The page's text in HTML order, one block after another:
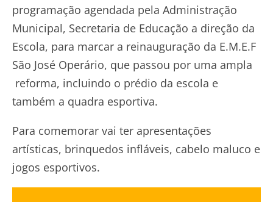
programação agendada pela Administração
Municipal, Secretaria de Educação a direção da
Escola, para marcar a reinauguração da E.M.E.F
São José Operário, que passou por uma ampla
reforma, incluindo o prédio da escola e
também a quadra esportiva.
Para comemorar vai ter apresentações
artísticas, brinquedos infláveis, cabelo maluco e
jogos esportivos.